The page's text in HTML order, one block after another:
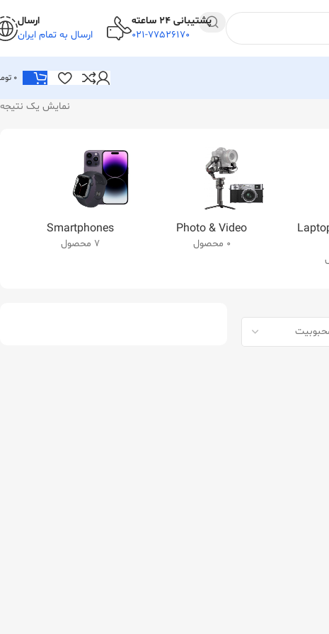
پشتیبانی 24 ساعته
021-77526170
ارسال
ارسال به تمام ایران
0
نمایش یک نتیجه
Photo & Video
0 محصول
Smartphones
7 محصول